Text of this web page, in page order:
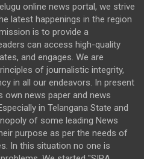
online news portal, we strive
latest happenings in the region
is to provide a
can access high-quality
and engages. We are
of journalistic integrity,
in all our endeavors. In present
own news paper and news
in Telangana State and
of some leading News
purpose as per the needs of
In this situation no one is